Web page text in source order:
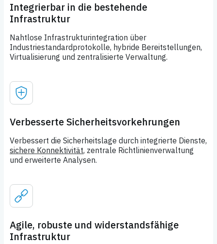
Integrierbar in die bestehende
Infrastruktur
Nahtlose Infrastrukturintegration über
Industriestandardprotokolle, hybride Bereitstellungen,
Virtualisierung und zentralisierte Verwaltung.
Verbesserte Sicherheitsvorkehrungen
Verbessert die Sicherheitslage durch integrierte Dienste,
sichere Konnektivität, zentrale Richtlinienverwaltung
und erweiterte Analysen.
Agile, robuste und widerstandsfähige
Infrastruktur